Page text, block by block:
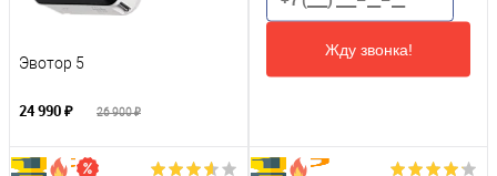
Эвотор 5
24 990 ₽ 26 900 ₽
Жду звонка!